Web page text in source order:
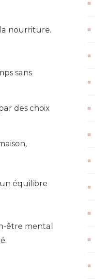
nourriture.
sans
des choix
équilibre
être mental